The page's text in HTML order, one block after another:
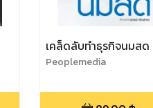
เคล็ดลับทำธุรกิจนมสด
Peoplemedia